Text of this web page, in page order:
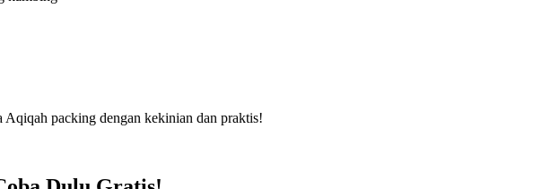
packing dengan kekinian dan praktis!